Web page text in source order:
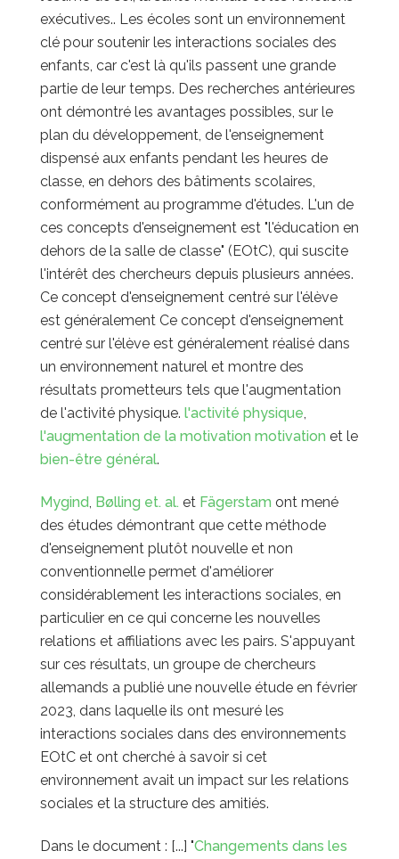
exécutives.. Les écoles sont un environnement
clé pour soutenir les interactions sociales des
enfants, car c'est là qu'ils passent une grande
partie de leur temps. Des recherches antérieures
ont démontré les avantages possibles, sur le
plan du développement, de l'enseignement
dispensé aux enfants pendant les heures de
classe, en dehors des bâtiments scolaires,
conformément au programme d'études. L'un de
ces concepts d'enseignement est "l'éducation en
dehors de la salle de classe" (EOtC), qui suscite
l'intérêt des chercheurs depuis plusieurs années.
Ce concept d'enseignement centré sur l'élève
est généralement Ce concept d'enseignement
centré sur l'élève est généralement réalisé dans
un environnement naturel et montre des
résultats prometteurs tels que l'augmentation
de l'activité physique. l'activité physique
l'augmentation de la motivation motivation et le
bien-être général.
Mygind Bølling et. al. et Fägerstam ont mené
des études démontrant que cette méthode
d'enseignement plutôt nouvelle et non
conventionnelle permet d'améliorer
considérablement les interactions sociales, en
particulier en ce qui concerne les nouvelles
relations et affiliations avec les pairs. S'appuyant
sur ces résultats, un groupe de chercheurs
allemands a publié une nouvelle étude en février
2023, dans laquelle ils ont mesuré les
interactions sociales dans des environnements
EOtC et ont cherché à savoir si cet
environnement avait un impact sur les relations
sociales et la structure des amitiés.
Dans le document : [...] "Changements dans les